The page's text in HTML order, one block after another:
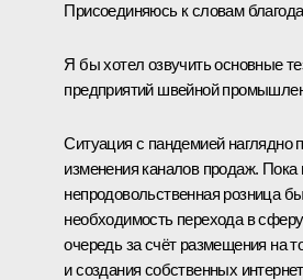
Присоединяюсь к словам
Я бы хотел озвучить основные
предприятий швейной
Ситуация с пандемией наглядно
изменения каналов продаж. Пока
непродовольственная розница
необходимость перехода в
очередь за счёт размещения на
и создания собственных